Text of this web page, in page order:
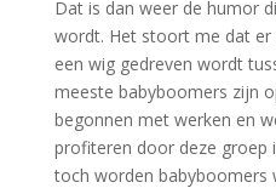
Dat is dan weer de humor
wordt. Het stoort me dat er
een wig gedreven wordt
meeste babyboomers zijn
begonnen met werken en
profiteren door deze groep
toch worden babyboomers